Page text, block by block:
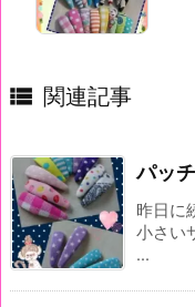
 関連記事
パッ
昨日に
小さい
...